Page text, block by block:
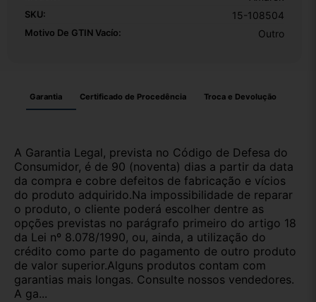
SKU: 15-108504
Motivo De GTIN Vacío: Outro
Garantia Certificado de Procedência Troca e Devolução
A Garantia Legal, prevista no Código de Defesa do
Consumidor, é de 90 (noventa) dias a partir da data
da compra e cobre defeitos de fabricação e vícios
do produto adquirido.Na impossibilidade de reparar
o produto, o cliente poderá escolher dentre as
opções previstas no parágrafo primeiro do artigo 18
da Lei nº 8.078/1990, ou, ainda, a utilização do
crédito como parte do pagamento de outro produto
de valor superior.Alguns produtos contam com
garantias mais longas. Consulte nossos vendedores.
A ga...